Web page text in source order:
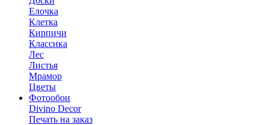
Елочка
Клетка
Кирпичи
Классика
Лес
Листья
Мрамор
Цветы
Фотообои
Divino Decor
Печать на заказ